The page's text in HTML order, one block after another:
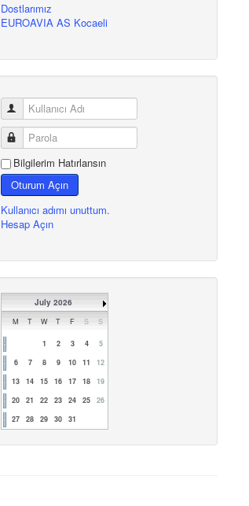
Dostlarımız
EUROAVIA AS Kocaeli
Bilgilerim Hatırlansın
Oturum Açın
Kullanıcı adımı unuttum.
Hesap Açın
July 2026
M T W T F S S
1 2 3 4
5
6
7 8 9 10 11
12
13
14 15 16 17 18
19
20
21 22 23 24 25
26
27
28 29 30 31